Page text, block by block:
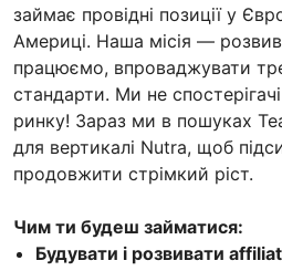
займає провідні позиції у
Америці. Наша місія —
працюємо, впроваджувати
стандарти. Ми не
ринку! Зараз ми в пошуках
для вертикалі Nutra, щоб
продовжити стрімкий ріст.
Чим ти будеш займатися:
Будувати і розвивати